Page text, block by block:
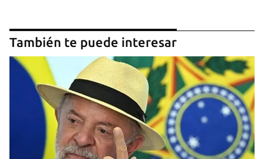
También te puede interesar